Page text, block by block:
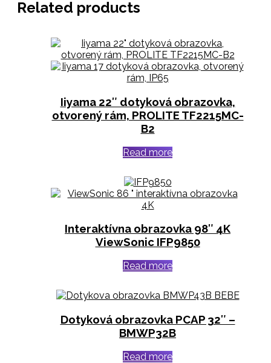
Related products
Iiyama 22″ dotyková obrazovka,
otvorený rám, PROLITE TF2215MC-
B2
Read more
Interaktívna obrazovka 98″ 4K
ViewSonic IFP9850
Read more
Dotyková obrazovka PCAP 32″ –
BMWP32B
Read more